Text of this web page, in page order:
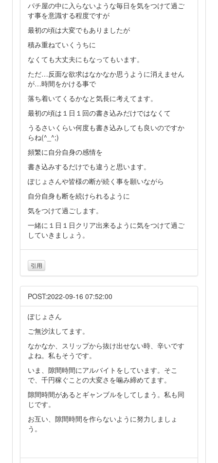
パチ屋の中に入らないような毎日を気をつけて過ご
す事を意識する程度ですが
最初の頃は大変でもありましたが
積み重ねていくうちに
なくても大丈夫にもなってもいます。
ただ…反面な欲求はなかなか思うように消えません
が…時間をかける事で
落ち着いてくるかなと気長に考えてます。
最初の頃は１日１回の書き込みだけではなくて
うるさいくらい何度も書き込みしても良いのですか
らね(^_^;)
頻繁に自分自身の感情を
書き込みするだけでも違うと思います。
ぽじょさんや皆様の断が続く事を願いながら
自分自身も断を続けられるように
気をつけて過ごします。
一緒に１日１日クリア出来るように気をつけて過ご
していきましょう。
引用
POST:2022-09-16 07:52:00
ぽじょさん
ご無沙汰してます。
なかなか、スリップから抜け出せない時、辛いです
よね。私もそうです。
いま、隙間時間にアルバイトをしています。そこ
で、千円稼ぐことの大変さを噛み締めてます。
隙間時間があるとギャンブルをしてしまう。私も同
じです。
お互い、隙間時間を作らないように努力しましょ
う。